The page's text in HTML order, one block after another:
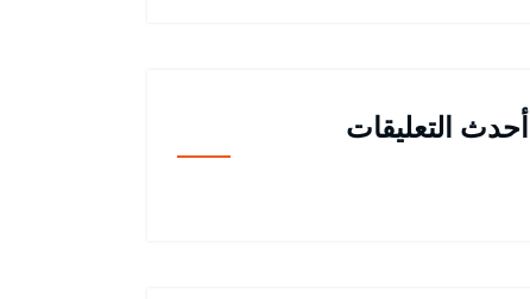
أحدث التعليقات